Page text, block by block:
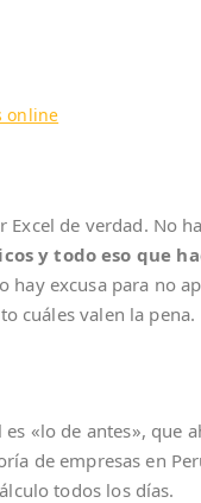
online
Excel de verdad. No
y todo eso que
hay excusa para no
cuáles valen la pena.
«lo de antes», que
de empresas en
todos los días.